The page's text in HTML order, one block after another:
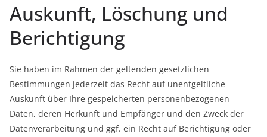
Auskunft, Löschung und
Berichtigung
Sie haben im Rahmen der geltenden gesetzlichen
Bestimmungen jederzeit das Recht auf unentgeltliche
Auskunft über Ihre gespeicherten personenbezogenen
Daten, deren Herkunft und Empfänger und den Zweck der
Datenverarbeitung und ggf. ein Recht auf Berichtigung oder